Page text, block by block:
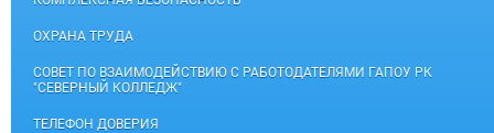
ОХРАНА ТРУДА
СОВЕТ ПО ВЗАИМОДЕЙСТВИЮ С РАБОТОДАТЕЛЯМИ ГАПОУ РК
"СЕВЕРНЫЙ КОЛЛЕДЖ"
ТЕЛЕФОН ДОВЕРИЯ